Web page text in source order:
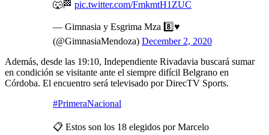
🐺🏁 pic.twitter.com/FmkmtH1ZUC
— Gimnasia y Esgrima Mza 8️⃣♥️
(@GimnasiaMendoza) December 2, 2020
Además, desde las 19:10, Independiente Rivadavia buscará sumar
en condición se visitante ante el siempre difícil Belgrano en
Córdoba. El encuentro será televisado por DirecTV Sports.
#PrimeraNacional
📋 Estos son los 18 elegidos por Marcelo